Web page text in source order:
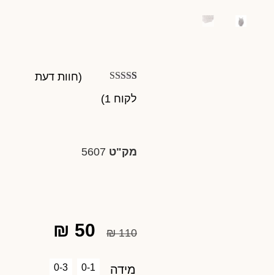
מתוך 5 מבוסס
(חוות דעת
לקוח 1
)
מק"ט 5607
₪110
₪ 50
מידה 0-1
0-3